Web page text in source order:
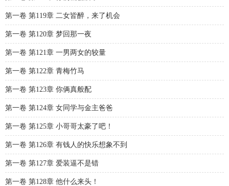
第一卷 第119章 二女皆醉，来了机会
第一卷 第120章 梦回那一夜
第一卷 第121章 一男两女的较量
第一卷 第122章 青梅竹马
第一卷 第123章 你俩真般配
第一卷 第124章 女同学与金主爸爸
第一卷 第125章 小哥哥太豪了吧！
第一卷 第126章 有钱人的快乐想象不到
第一卷 第127章 爱装逼不是错
第一卷 第128章 他什么来头！